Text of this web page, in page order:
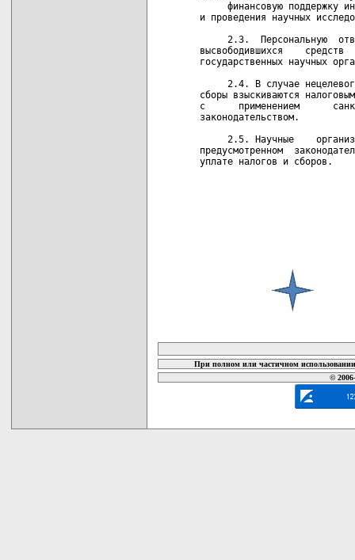
финансовую поддержку
и проведения научных
2.3.  Персональную
высвободившихся
государственных научных
2.4. В случае
сборы взыскиваются
с      применением
законодательством.
2.5. Научные
предусмотренном
уплате налогов и сборов.
При полном или частичном
©